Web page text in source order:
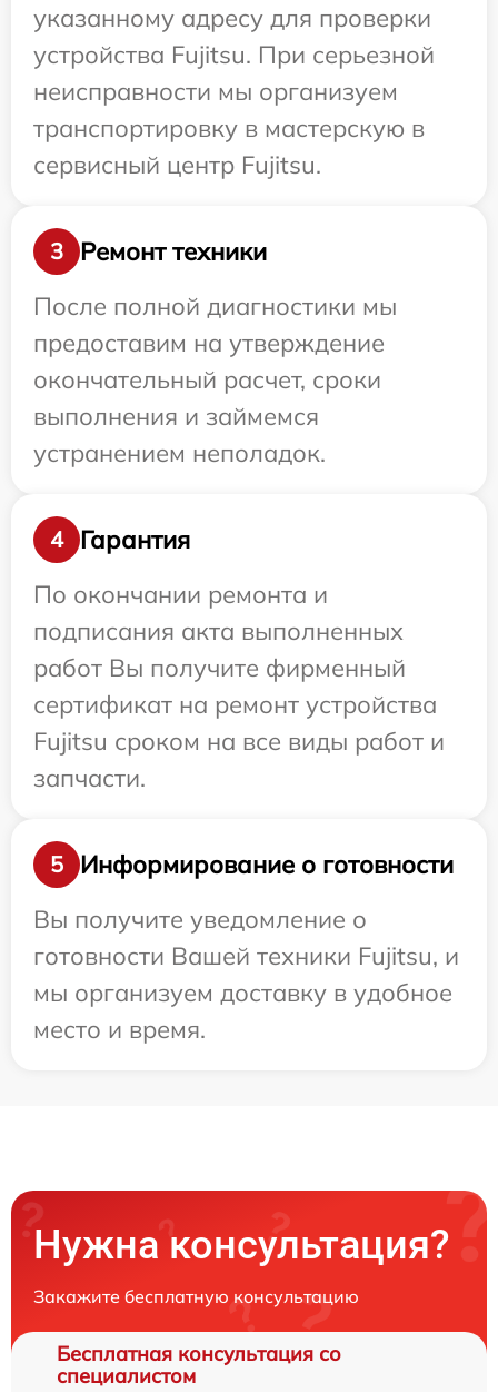
указанному адресу для проверки
устройства Fujitsu. При серьезной
неисправности мы организуем
транспортировку в мастерскую в
сервисный центр Fujitsu.
3
Ремонт техники
После полной диагностики мы
предоставим на утверждение
окончательный расчет, сроки
выполнения и займемся
устранением неполадок.
4
Гарантия
По окончании ремонта и
подписания акта выполненных
работ Вы получите фирменный
сертификат на ремонт устройства
Fujitsu сроком на все виды работ и
запчасти.
5
Информирование о готовности
Вы получите уведомление о
готовности Вашей техники Fujitsu, и
мы организуем доставку в удобное
место и время.
Нужна консультация?
Закажите бесплатную консультацию
Бесплатная консультация со
специалистом